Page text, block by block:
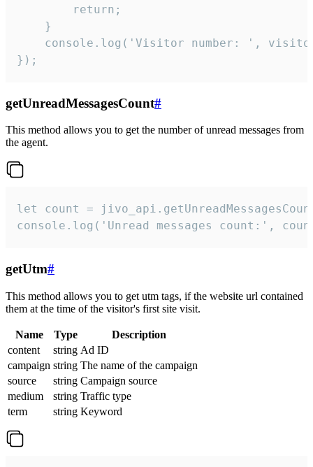
        return;
    }
console.log('Visitor number: ',
});
getUnreadMessagesCount#
This method allows you to get the number of unread messages from
the agent.
let count =
console.log('Unread messages count:',
getUtm#
This method allows you to get utm tags, if the website url contained
them at the time of the visitor's first site visit.
Name Type
Description
content
string Ad ID
campaign string The name of the campaign
source
string Campaign source
medium
string Traffic type
term
string Keyword